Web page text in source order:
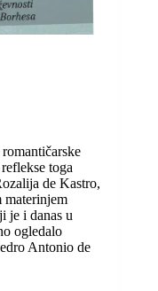
toga
de Kastro,
materinjem
je i danas u
ogledalo
Antonio de